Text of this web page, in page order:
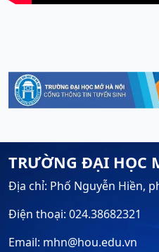
TRƯỜNG ĐẠI HỌC
Địa chỉ: Phố Nguyễn Hiền,
Điện thoại: 024.38682321
Email: mhn@hou.edu.vn